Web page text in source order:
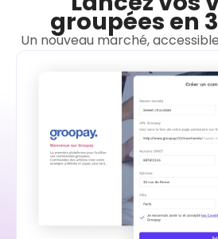
groupées en
Un nouveau marché,